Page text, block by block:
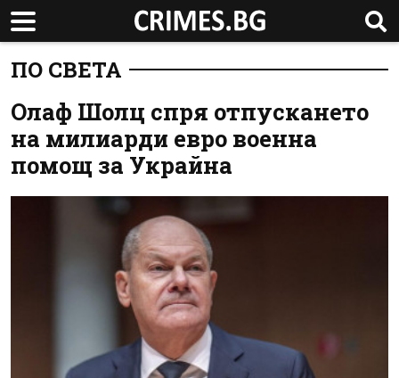
ПО СВЕТА
Олаф Шолц спря отпускането
на милиарди евро военна
помощ за Украйна